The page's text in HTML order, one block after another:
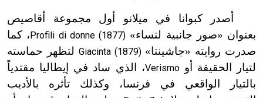
أصدر كبوانا في ميلانو أول مجموعة أقاصيص
بعنوان «صور جانبية لنساء» Profili di donne (1877) ، كما
صدرت روايته «جاشينتا»Giacinta (1879) لتظهر حماسته
لتيار الحقيقة أوVerismo، الذي ساد في إيطاليا مقتدياً
بالتيار الواقعي في فرنسا، وكذلك تأثره بالأديب